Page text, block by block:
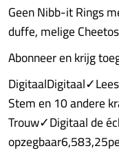
Geen Nibb-it Rings
duffe, melige
Abonneer en krijg
Stem en 10 andere
Trouw✓Digitaal de